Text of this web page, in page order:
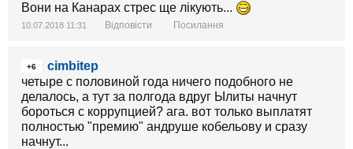
Вони на Канарах стрес ще лікують...
10.07.2018 11:31 Відповісти Посилання
+6
cimbitep
четыре с половиной года ничего подобного не
делалось, а тут за полгода вдруг Ылиты начнут
бороться с коррупцией? ага. вот только выплатят
полностью "премию" андруше кобельову и сразу
начнут...